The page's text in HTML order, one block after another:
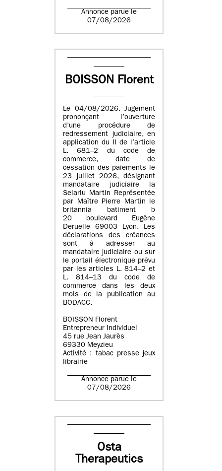
Annonce parue le
07/08/2026
BOISSON Florent
Le 04/08/2026. Jugement
prononçant l’ouverture
d’une procédure de
redressement judiciaire, en
application du II de l’article
L. 681–2 du code de
commerce, date de
cessation des paiements le
23 juillet 2026, désignant
mandataire judiciaire la
Selarlu Martin Représentée
par Maître Pierre Martin le
britannia batiment b
20 boulevard Eugène
Deruelle 69003 Lyon. Les
déclarations des créances
sont à adresser au
mandataire judiciaire ou sur
le portail électronique prévu
par les articles L. 814–2 et
L. 814–13 du code de
commerce dans les deux
mois de la publication au
BODACC.
BOISSON Florent
Entrepreneur Individuel
45 rue Jean Jaurès
69330 Meyzieu
Activité : tabac presse jeux
librairie
Annonce parue le
07/08/2026
Osta
Therapeutics